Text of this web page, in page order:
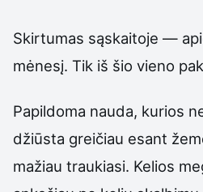
Skirtumas sąskaitoje —
mėnesį. Tik iš šio vieno
Papildoma nauda, kurios
džiūsta greičiau esant
mažiau traukiasi. Kelios